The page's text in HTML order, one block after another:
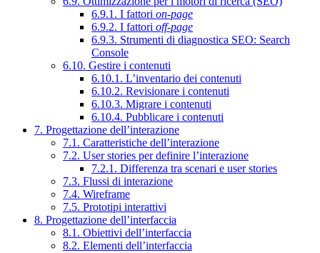
6.9.1. I fattori on-page
6.9.2. I fattori off-page
6.9.3. Strumenti di diagnostica SEO: Search
Console
6.10. Gestire i contenuti
6.10.1. L’inventario dei contenuti
6.10.2. Revisionare i contenuti
6.10.3. Migrare i contenuti
6.10.4. Pubblicare i contenuti
7. Progettazione dell’interazione
7.1. Caratteristiche dell’interazione
7.2. User stories per definire l’interazione
7.2.1. Differenza tra scenari e user stories
7.3. Flussi di interazione
7.4. Wireframe
7.5. Prototipi interattivi
8. Progettazione dell’interfaccia
8.1. Obiettivi dell’interfaccia
8.2. Elementi dell’interfaccia